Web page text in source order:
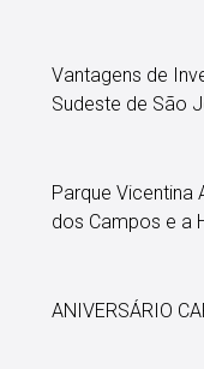
Vantagens de
Sudeste de São
Parque Vicentina
dos Campos e a
ANIVERSÁRIO